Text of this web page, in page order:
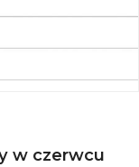
w czerwcu